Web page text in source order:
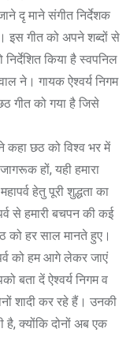
दृ माने संगीत निर्देशक
गीत को अपने शब्दों से
किया है स्वपनिल
ने। गायक ऐश्वर्य निगम
गीत को गया है जिसे
कहा छठ को विश्व भर में
हों, यही हमारा
हेतु पूरी शुद्धता का
से हमारी बचपन की कई
को हर साल मानते हुए।
को हम आगे लेकर जाएं
बता दें ऐश्वर्य निगम व
शादी कर रहे हैं। उनकी
है, क्योंकि दोनों अब एक